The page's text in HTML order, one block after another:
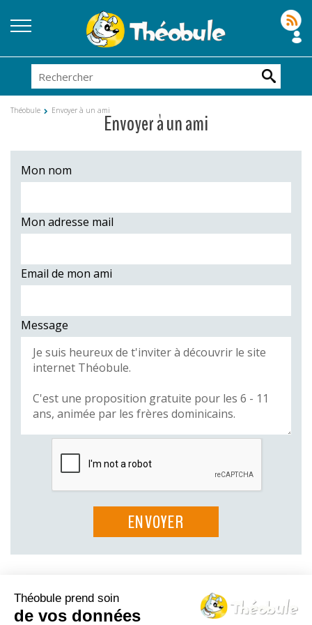
Théobule Envoyer à un amiEnvoyer à un ami
Mon nom
Mon adresse mail
Email de mon ami
Message
Le Théo-blog
Théobule prend soin
de vos données